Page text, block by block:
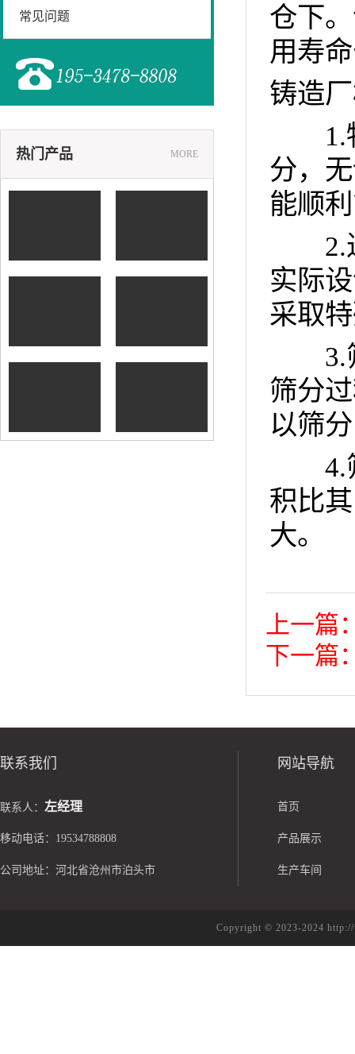
常见问题
热门产品 MORE
仓下
用寿
铸造
1.物
分，
能顺
2.进
实际
采取
3.筛
筛分
以筛
4.筛
积比
大。
上一篇
下一篇
联系我们
联系人： 左经理
移动电话：19534788808
公司地址：河北省沧州市泊头市
网站导航
首页
产品展示
生产车间
Copyright © 2023-2024